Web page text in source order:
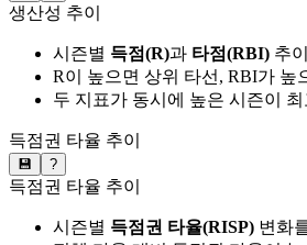
생산성 추이
시즌별 득점(R)과 타점(RBI) 추
R이 높으면 상위 타선, RBI가 높
두 지표가 동시에 높은 시즌이
득점권 타율 추이
💾 ?
득점권 타율 추이
시즌별 득점권 타율(RISP) 변화